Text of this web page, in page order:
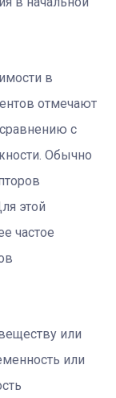
в
отмечают
с
Обычно
этой
частое
или
или